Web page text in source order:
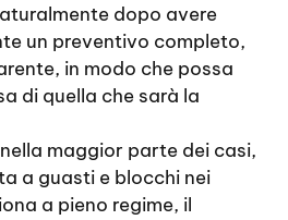
dopo avere
un preventivo completo,
in modo che possa
di quella che sarà la
maggior parte dei casi,
a guasti e blocchi nei
a pieno regime, il